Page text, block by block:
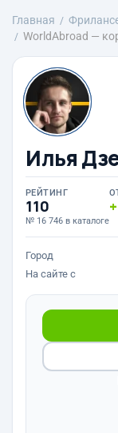
Главная
WorldAbroad —
Илья
РЕЙТИНГ
110
№ 16 746 в каталоге
Город
На сайте с